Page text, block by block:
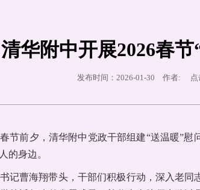
清华附中开展2026春
发布时间：2026-01-30 作者: 点
节前夕，清华附中党政干部组建“送温暖”
的身边。
记曹海翔带头，干部们积极行动，深入老